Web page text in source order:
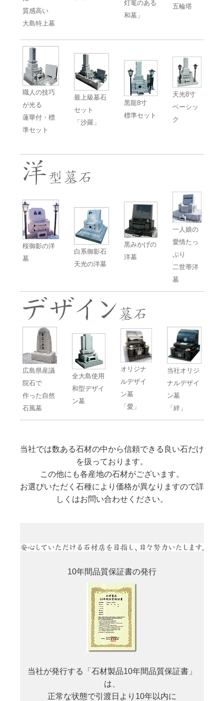
質感高い
大島特上墓
灯篭のある
和墓」
五輪塔
職人の技巧
が光る
蓮華付・標
準セット
最上級墓石
セット
「沙羅」
黒龍8寸
標準セット
天光8寸
ベーシッ
ク
桜御影の洋
墓
白系御影石
天光の洋墓
黒みかげの
洋墓
一人娘の
愛情たっ
ぷり
二世帯洋
墓
広島県産議
院石で
作った自然
石風墓
全大島使用
和型デザイ
ン墓
オリジナ
ルデザイ
ン墓
「愛」
当社オリジ
ナルデザイ
ン墓
「絆」
当社では数ある石材の中から信頼できる良い石だけ
を扱っております。
この他にも各産地の石材がございます。
お選びいただく石種により価格が異なりますので詳
しくはお問い合わせください。
10年間品質保証書の発行
当社が発行する「石材製品10年間品質保証書」
は、
正常な状態で引渡日より10年以内に